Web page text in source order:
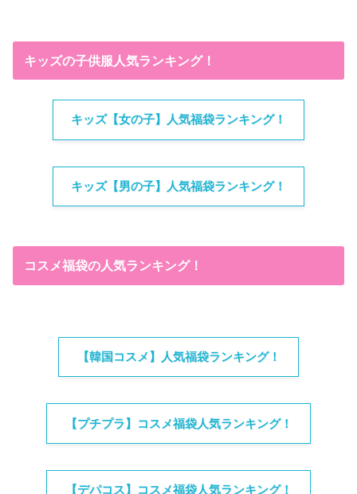
キッズの子供服人気ランキング！
キッズ【女の子】人気福袋ランキング！
キッズ【男の子】人気福袋ランキング！
コスメ福袋の人気ランキング！
【韓国コスメ】人気福袋ランキング！
【プチプラ】コスメ福袋人気ランキング！
【デパコス】コスメ福袋人気ランキング！